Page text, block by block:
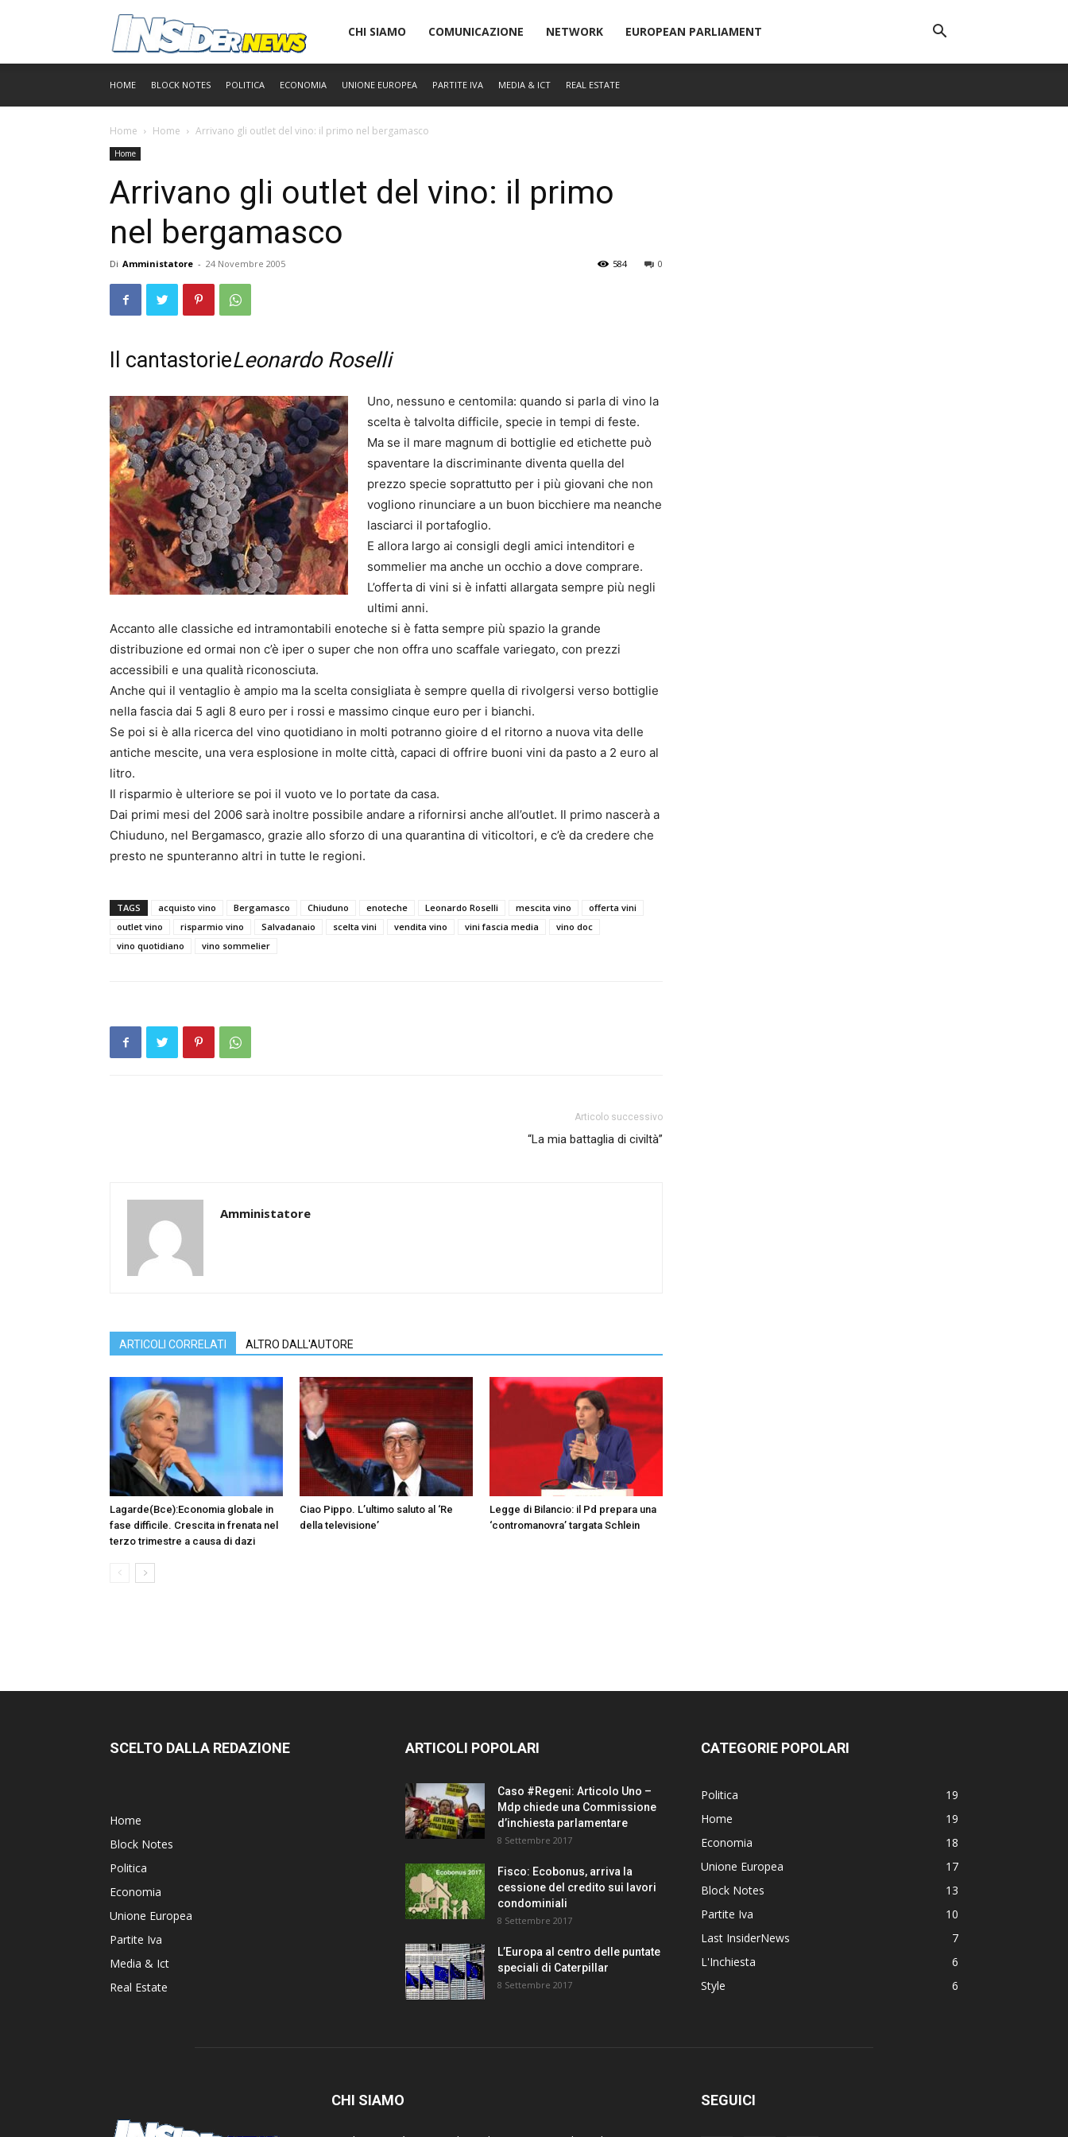
Insidernews
CHI SIAMO COMUNICAZIONE NETWORK EUROPEAN PARLIAMENT
HOME BLOCK NOTES POLITICA ECONOMIA UNIONE EUROPEA PARTITE IVA MEDIA & ICT REAL ESTATE
Home Home Arrivano gli outlet del vino: il primo nel bergamasco
Home
Arrivano gli outlet del vino: il primo
nel bergamasco
Di Amministatore - 24 Novembre 2005 0
584
Il cantastorieLeonardo Roselli
Uno, nessuno e centomila: quando si parla di vino la
scelta è talvolta difficile, specie in tempi di feste.
Ma se il mare magnum di bottiglie ed etichette può
spaventare la discriminante diventa quella del
prezzo specie soprattutto per i più giovani che non
vogliono rinunciare a un buon bicchiere ma neanche
lasciarci il portafoglio.
E allora largo ai consigli degli amici intenditori e
sommelier ma anche un occhio a dove comprare.
L’offerta di vini si è infatti allargata sempre più negli
ultimi anni.
Accanto alle classiche ed intramontabili enoteche si è fatta sempre più spazio la grande
distribuzione ed ormai non c’è iper o super che non offra uno scaffale variegato, con prezzi
accessibili e una qualità riconosciuta.
Anche qui il ventaglio è ampio ma la scelta consigliata è sempre quella di rivolgersi verso bottiglie
nella fascia dai 5 agli 8 euro per i rossi e massimo cinque euro per i bianchi.
Se poi si è alla ricerca del vino quotidiano in molti potranno gioire d el ritorno a nuova vita delle
antiche mescite, una vera esplosione in molte città, capaci di offrire buoni vini da pasto a 2 euro al
litro.
Il risparmio è ulteriore se poi il vuoto ve lo portate da casa.
Dai primi mesi del 2006 sarà inoltre possibile andare a rifornirsi anche all’outlet. Il primo nascerà a
Chiuduno, nel Bergamasco, grazie allo sforzo di una quarantina di viticoltori, e c’è da credere che
presto ne spunteranno altri in tutte le regioni.
TAGS acquisto vino Bergamasco Chiuduno enoteche Leonardo Roselli mescita vino
offerta vini
outlet vino
risparmio vino Salvadanaio scelta vini vendita vino vini fascia media
vino doc
vino quotidiano
vino sommelier
Articolo successivo
“La mia battaglia di civiltà”
Amministatore
ARTICOLI CORRELATI ALTRO DALL'AUTORE
Lagarde(Bce):Economia globale in
fase difficile. Crescita in frenata nel
terzo trimestre a causa di dazi
Ciao Pippo. L’ultimo saluto al ‘Re
della televisione’
Legge di Bilancio: il Pd prepara una
‘contromanovra’ targata Schlein
SCELTO DALLA REDAZIONE
Home
Block Notes
Politica
Economia
Unione Europea
Partite Iva
Media & Ict
Real Estate
ARTICOLI POPOLARI
Caso #Regeni: Articolo Uno –
Mdp chiede una Commissione
d’inchiesta parlamentare
8 Settembre 2017
Fisco: Ecobonus, arriva la
cessione del credito sui lavori
condominiali
8 Settembre 2017
L’Europa al centro delle puntate
speciali di Caterpillar
8 Settembre 2017
CATEGORIE POPOLARI
Politica
19
Home
19
Economia
18
Unione Europea
17
Block Notes
13
Partite Iva
10
Last InsiderNews
7
L'Inchiesta
6
Style
6
CHI SIAMO SEGUICI